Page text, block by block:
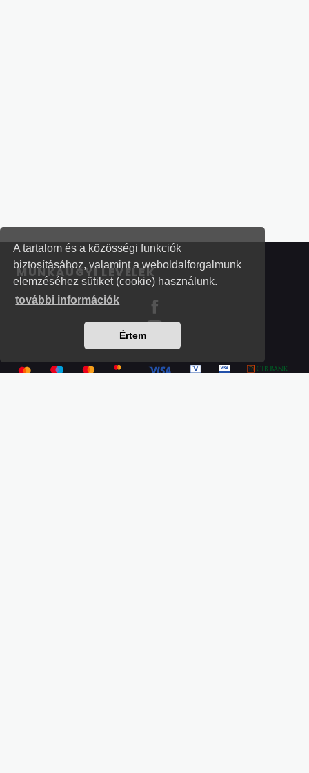
A tartalom és a közösségi funkciók
biztosításához, valamint a weboldalforgalmunk
elemzéséhez sütiket (cookie) használunk.
további információk
Értem
MUNKAÜGYI LEVELEK